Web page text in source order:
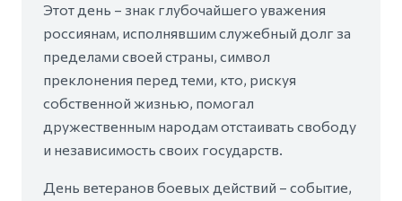
Этот день – знак глубочайшего уважения
россиянам, исполнявшим служебный долг за
пределами своей страны, символ
преклонения перед теми, кто, рискуя
собственной жизнью, помогал
дружественным народам отстаивать свободу
и независимость своих государств.
День ветеранов боевых действий – событие,